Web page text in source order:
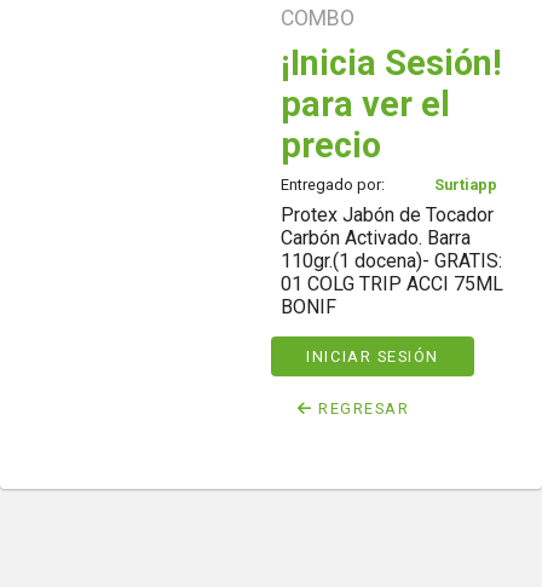
COMBO
¡Inicia Sesión!
para ver el
precio
Entregado por: Surtiapp
Protex Jabón de Tocador
Carbón Activado. Barra
110gr.(1 docena)- GRATIS:
01 COLG TRIP ACCI 75ML
BONIF
INICIAR SESIÓN
REGRESAR